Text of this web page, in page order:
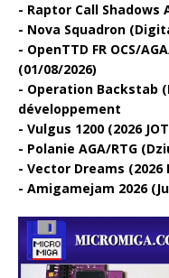
Raptor Call Shadows
Nova Squadron
OpenTTD FR OCS/
(01/08/2026)
Operation Backstab
développement
Vulgus 1200 (2026
Polanie AGA/RTG
Vector Dreams
Amigamejam 2026